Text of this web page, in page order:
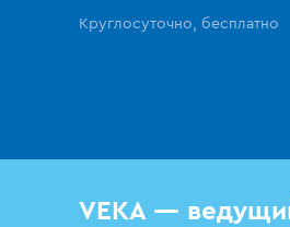
Круглосуточно, бесплатно
VEKA —